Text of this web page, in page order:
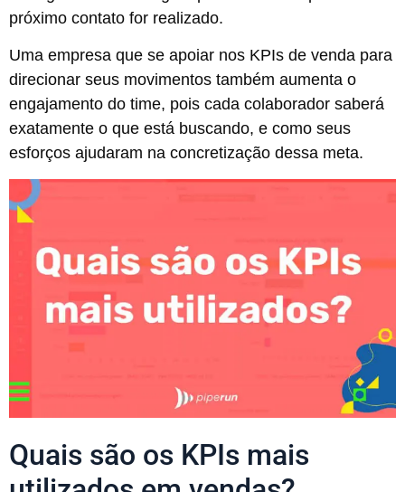
próximo contato for realizado.
Uma empresa que se apoiar nos KPIs de venda para
direcionar seus movimentos também aumenta o
engajamento do time, pois cada colaborador saberá
exatamente o que está buscando, e como seus
esforços ajudaram na concretização dessa meta.
Quais são os KPIs mais